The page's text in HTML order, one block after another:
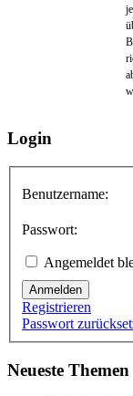
Login
Benutzername:
Passwort:
Angemeldet
Anmelden
Registrieren
Passwort
Neueste Themen